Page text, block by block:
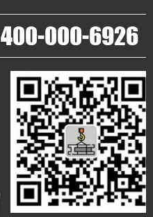
400-000-6926